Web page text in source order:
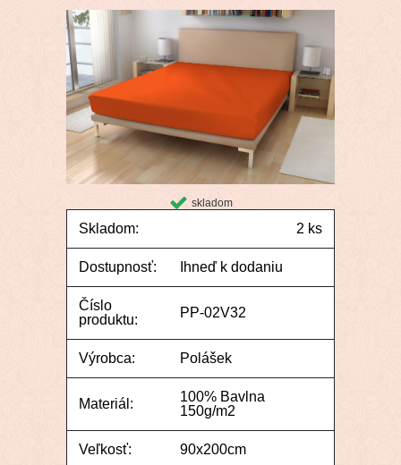
skladom
Skladom: 2 ks
Dostupnosť: Ihneď k dodaniu
Číslo
produktu:
PP-02V32
Výrobca: Polášek
Materiál:
100% Bavlna
150g/m2
Veľkosť: 90x200cm